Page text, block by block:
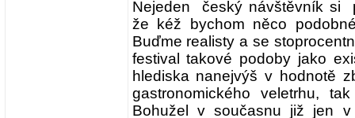
Nejeden český návštěvník si
že kéž bychom něco
Buďme realisty a se
festival takové podoby jako
hlediska nanejvýš v hodnotě
gastronomického veletrhu,
Bohužel v současnu již jen